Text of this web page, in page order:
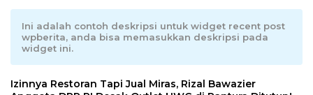
Ini adalah contoh deskripsi untuk widget recent post
wpberita, anda bisa memasukkan deskripsi pada
widget ini.
Izinnya Restoran Tapi Jual Miras, Rizal Bawazier